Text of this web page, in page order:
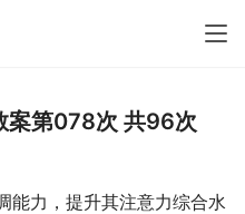
案第078次 共96次
能力，提升其注意力综合水